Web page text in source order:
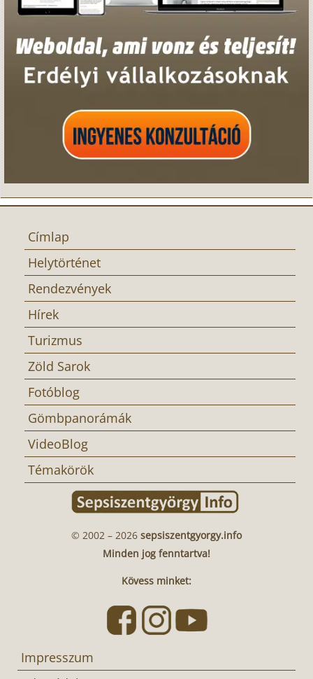
Címlap
Helytörténet
Rendezvények
Hírek
Turizmus
Zöld Sarok
Fotóblog
Gömbpanorámák
VideoBlog
Témakörök
© 2002 – 2026 sepsiszentgyorgy.info
Minden jog fenntartva!
Kövess minket:
Impresszum